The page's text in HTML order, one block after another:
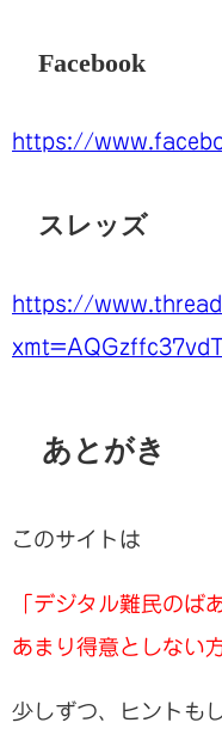
Facebook
https://
スレッズ
https://
あとがき
このサイトは
「デジタル難民のば
あまり得意としない
少しずつ、ヒントも